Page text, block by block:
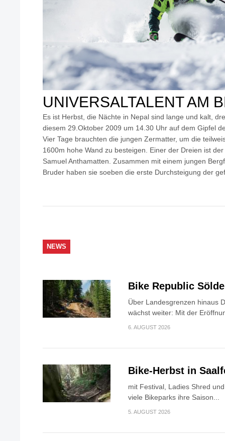
UNIVERSALTALENT AM
Es ist Herbst, die Nächte in Nepal sind lange und kalt,
diesem 29.Oktober 2009 um 14.30 Uhr auf dem Gipfel
Vier Tage brauchten die jungen Zermatter, um die
1600m hohe Wand zu besteigen. Einer der Dreien ist
Samuel Anthamatten. Zusammen mit einem jungen
Bruder haben sie soeben die erste Durchsteigung der
NEWS
Bike Republic
Über Landesgrenzen hinaus
wächst weiter: Mit der
6. AUGUST 2026
Bike-Herbst in
mit Festival, Ladies Shred
viele Bikeparks ihre Saison...
5. AUGUST 2026